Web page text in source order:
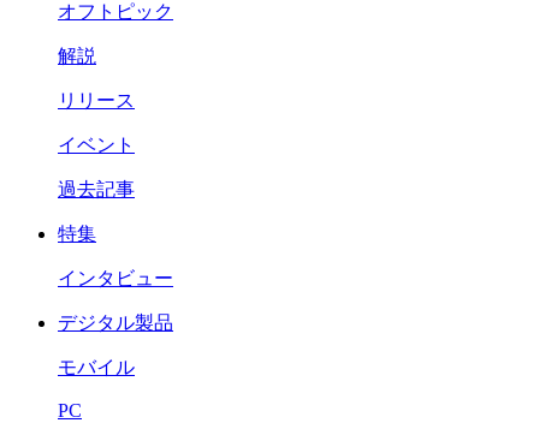
オフトピック
解説
リリース
イベント
過去記事
特集
インタビュー
デジタル製品
モバイル
PC